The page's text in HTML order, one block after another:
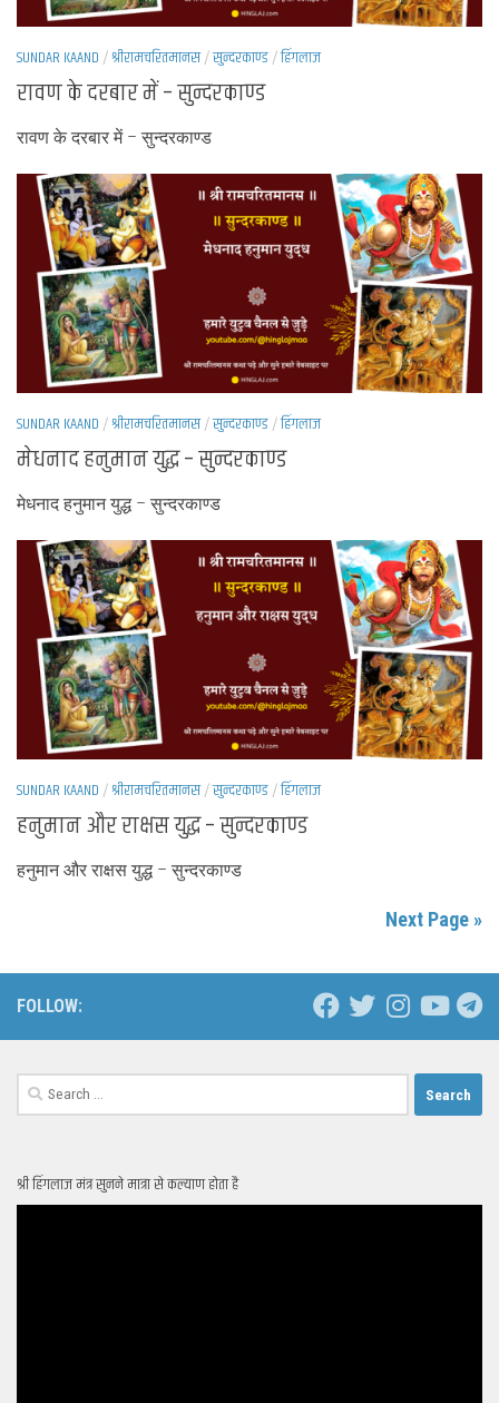
SUNDAR KAAND/श्रीरामचरितमानस/सुन्दरकाण्ड/हिंगलाज
रावण के दरबार में – सुन्दरकाण्ड
रावण के दरबार में – सुन्दरकाण्ड
SUNDAR KAAND/श्रीरामचरितमानस/सुन्दरकाण्ड/हिंगलाज
मेधनाद हनुमान युद्ध – सुन्दरकाण्ड
मेधनाद हनुमान युद्ध – सुन्दरकाण्ड
SUNDAR KAAND/श्रीरामचरितमानस/सुन्दरकाण्ड/हिंगलाज
हनुमान और राक्षस युद्ध – सुन्दरकाण्ड
हनुमान और राक्षस युद्ध – सुन्दरकाण्ड
Next Page »
FOLLOW:
Search
for:
श्री हिंगलाज मंत्र सुनने मात्रा से कल्याण होता है